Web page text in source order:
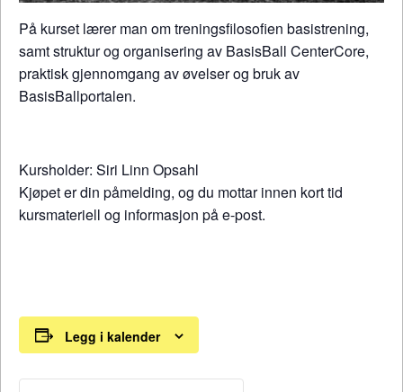
På kurset lærer man om treningsfilosofien basistrening,
samt struktur og organisering av BasisBall CenterCore,
praktisk gjennomgang av øvelser og bruk av
BasisBallportalen.
Kursholder: Siri Linn Opsahl
Kjøpet er din påmelding, og du mottar innen kort tid
kursmateriell og informasjon på e-post.
Legg i kalender